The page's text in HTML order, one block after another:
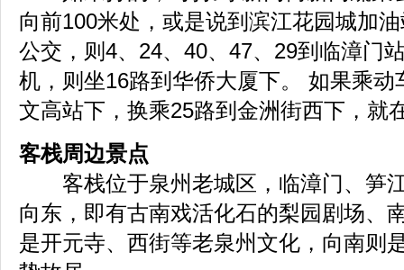
向前100米处，或是说到滨江花园城加
公交，则4、24、40、47、29到临漳门
机，则坐16路到华侨大厦下。 如果乘动
文高站下，换乘25路到金洲街西下，就
客栈周边景点
客栈位于泉州老城区，临漳门、笋
向东，即有古南戏活化石的梨园剧场、
是开元寺、西街等老泉州文化，向南则